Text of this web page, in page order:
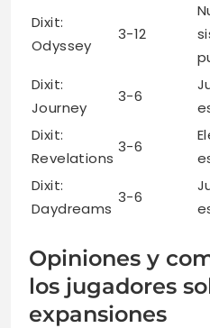
Dixit:
Odyssey
3-12
Dixit:
Journey
3-6
Dixit:
Revelations
3-6
Dixit:
Daydreams
3-6
Opiniones y
los jugadores
expansiones